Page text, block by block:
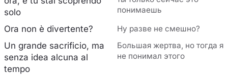
solo
понимаешь
Ora non è divertente? Ну разве не смешно?
Un grande sacrificio, ma
senza idea alcuna al
tempo
Большая жертва, но тогда я
не понимал этого